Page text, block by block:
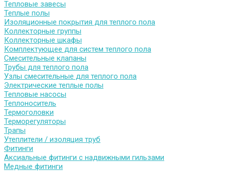
Тепловые завесы
Теплые полы
Изоляционные покрытия для теплого пола
Коллекторные группы
Коллекторные шкафы
Комплектующее для систем теплого пола
Смесительные клапаны
Трубы для теплого пола
Узлы смесительные для теплого пола
Электрические теплые полы
Тепловые насосы
Теплоноситель
Термоголовки
Терморегуляторы
Трапы
Утеплители / изоляция труб
Фитинги
Аксиальные фитинги с надвижными гильзами
Медные фитинги